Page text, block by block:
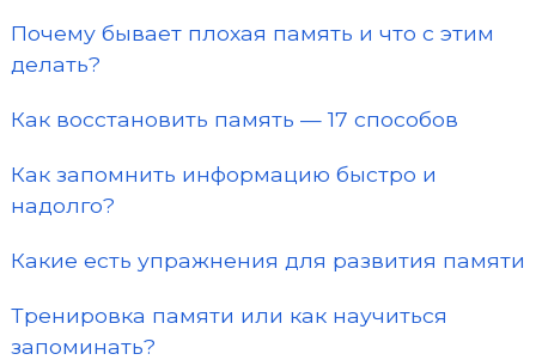
Почему бывает плохая память и что с этим
делать?
Как восстановить память — 17 способов
Как запомнить информацию быстро и
надолго?
Какие есть упражнения для развития памяти
Тренировка памяти или как научиться
запоминать?